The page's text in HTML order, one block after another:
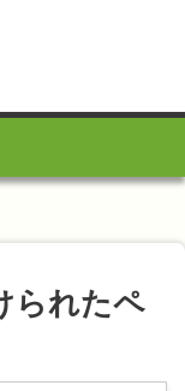
られたペ